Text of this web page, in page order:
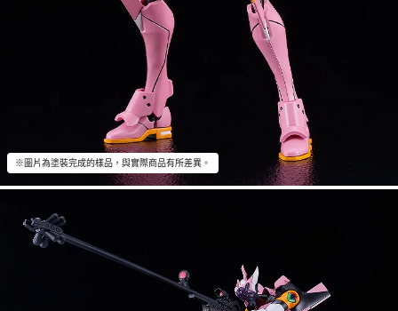
※圖片為塗裝完成的樣品，與實際商品有所差異。